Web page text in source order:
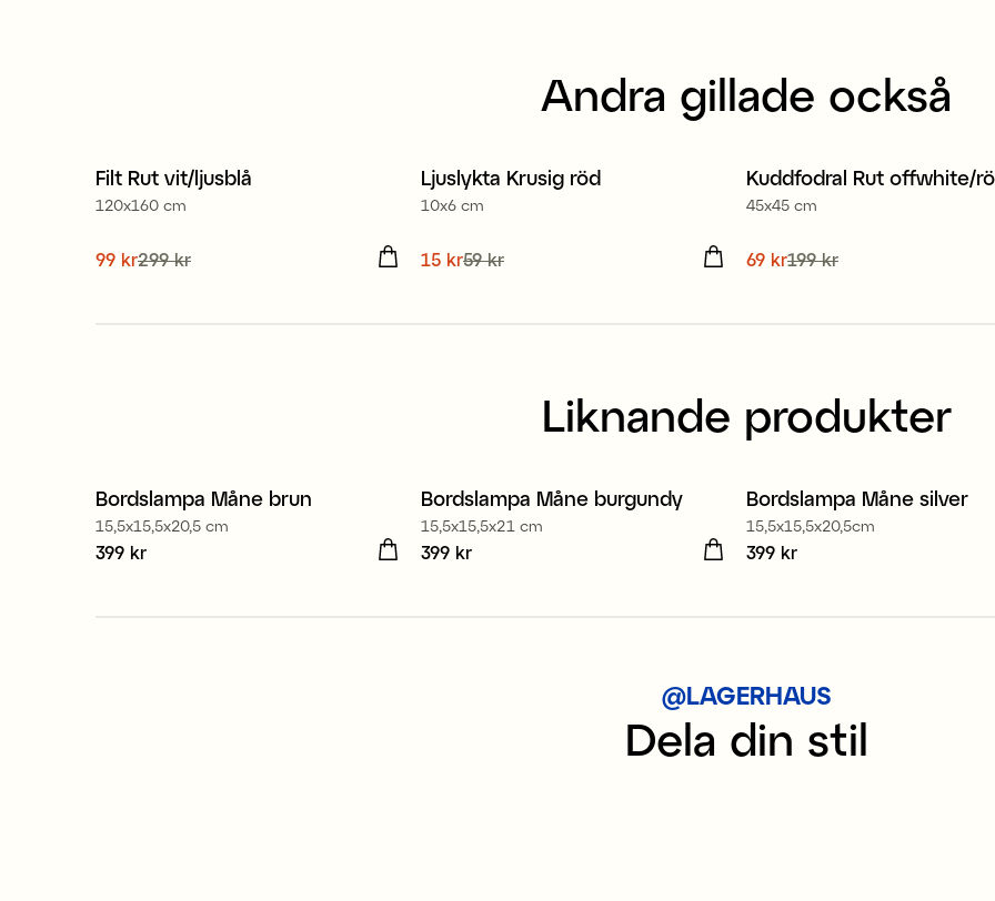
Andra gillade också
Sale
Filt Rut vit/ljusblå
120x160 cm
Nuvarande pris Tidigare pris
99 kr299 kr
Sale
Ljuslykta Krusig röd
10x6 cm
Nuvarande pris
15 kr59 kr
Sale
Kuddfodral Rut offwhite/
45x45 cm
Nuvarande pris
69 kr199 kr
Liknande produkter
Nyhet
Bordslampa Måne brun
15,5x15,5x20,5 cm
Pris :399 kr
399 kr
Bordslampa Måne burgundy
15,5x15,5x21 cm
Pris :399 kr
399 kr
Bordslampa Måne silver
15,5x15,5x20,5cm
Pris :399 kr
399 kr
@LAGERHAUS
Dela din stil